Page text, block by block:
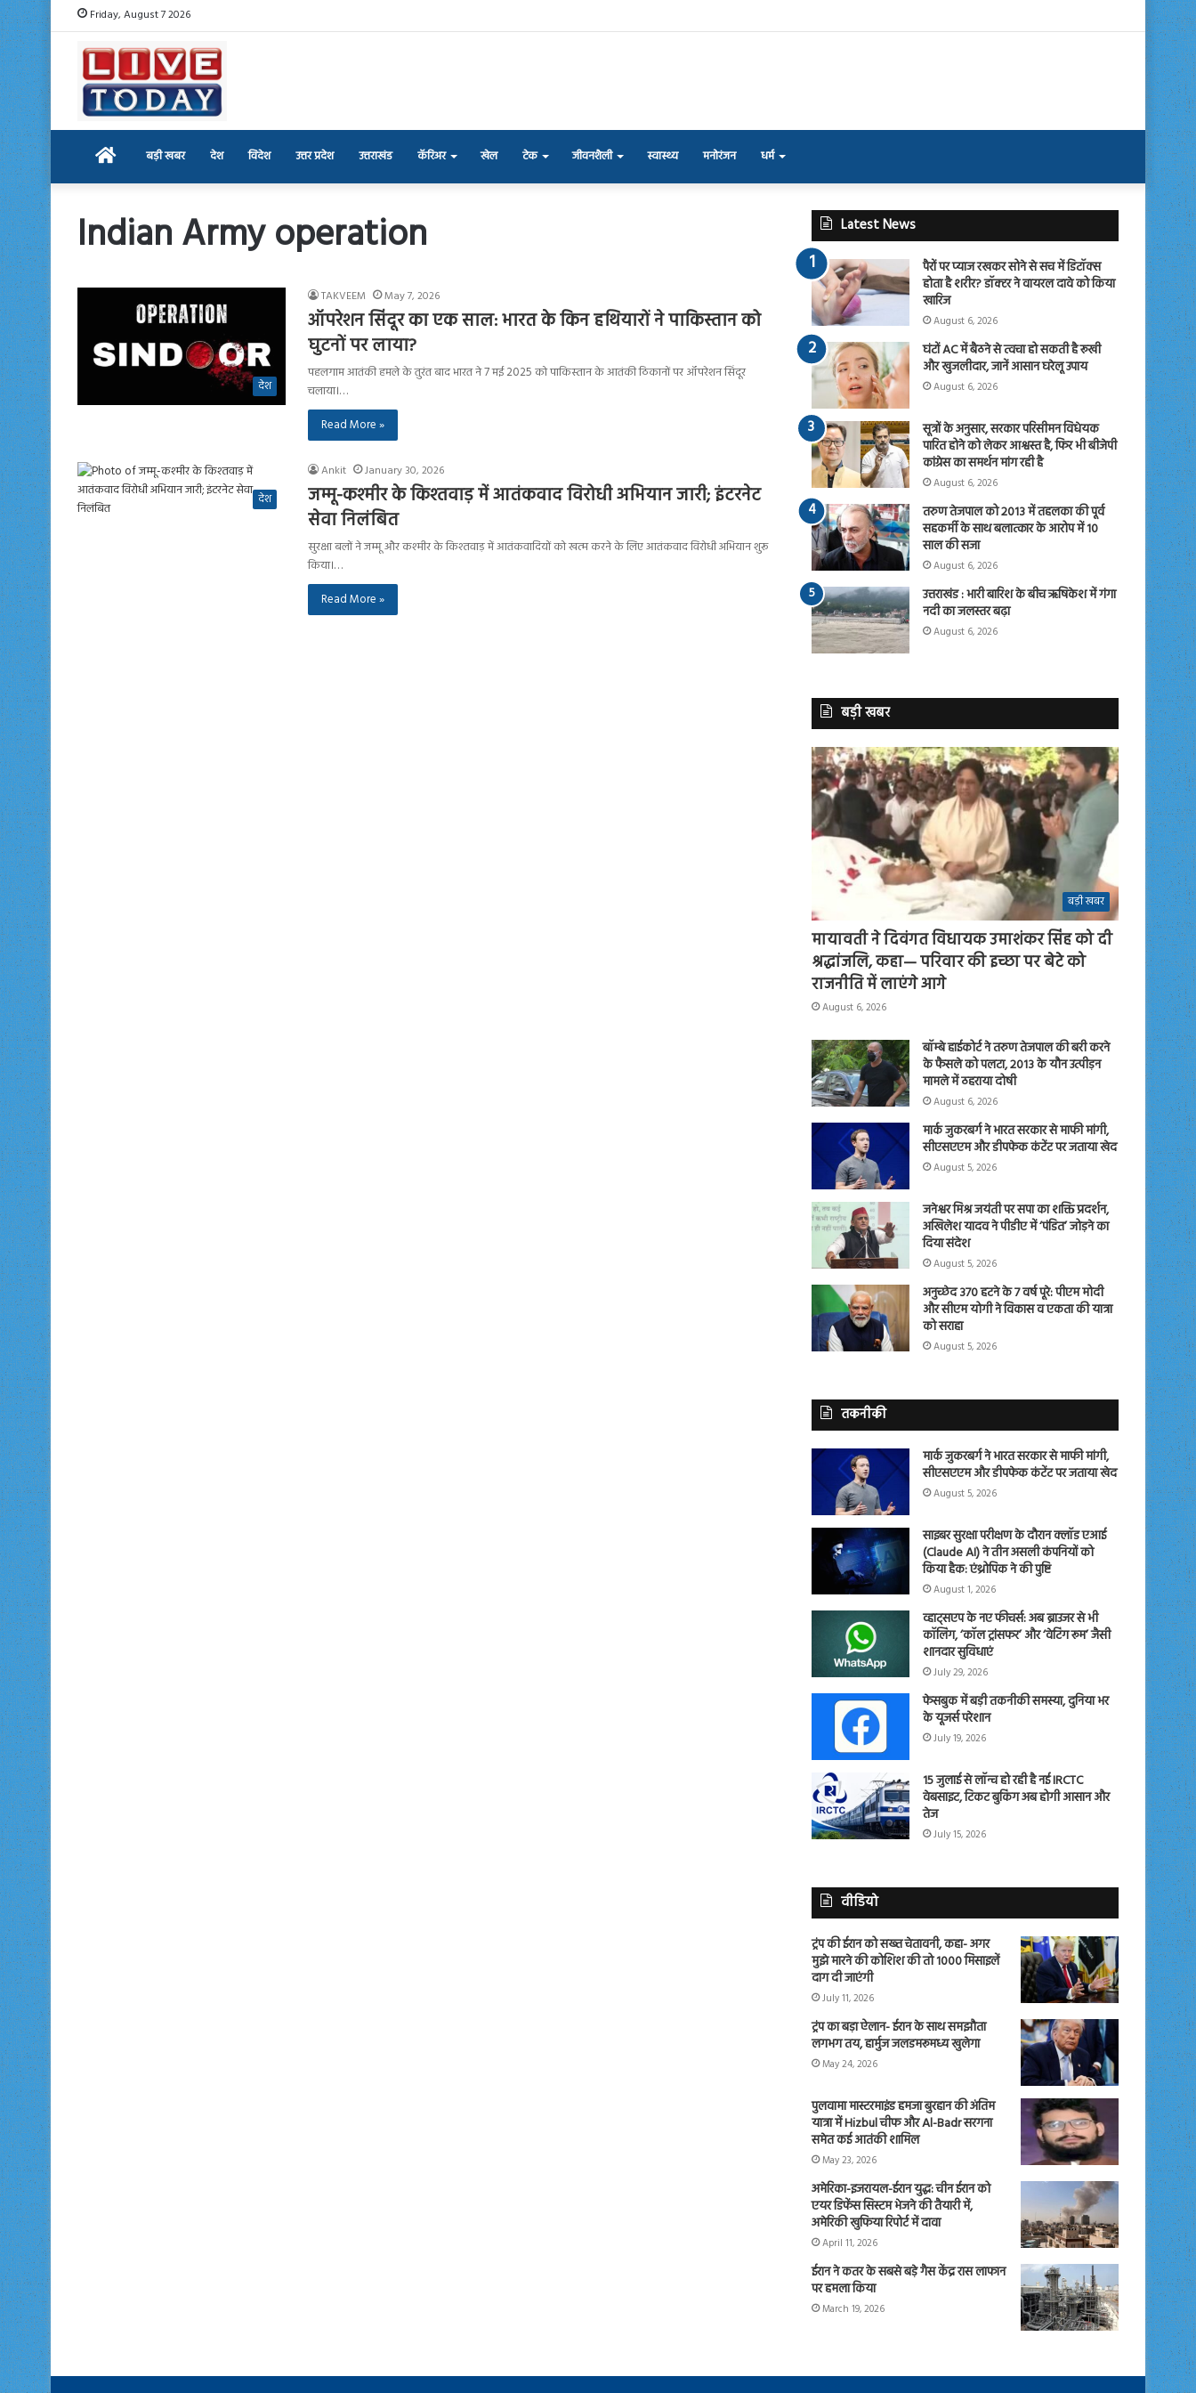
Friday, August 7 2026
Home बड़ी खबर देश विदेश उत्तर प्रदेश उत्तराखंड कॅरिअर खेल टेक जीवनशैली स्वास्थ्य मनोरंजन धर्म
Indian Army operation
देश
TAKVEEM May 7, 2026
ऑपरेशन सिंदूर का एक साल: भारत के किन हथियारों ने पाकिस्तान को
घुटनों पर लाया?
पहलगाम आतंकी हमले के तुरंत बाद भारत ने 7 मई 2025 को पाकिस्तान के आतंकी ठिकानों पर ऑपरेशन सिंदूर
चलाया।…
Read More »
देश
Ankit January 30, 2026
जम्मू-कश्मीर के किश्तवाड़ में आतंकवाद विरोधी अभियान जारी; इंटरनेट
सेवा निलंबित
सुरक्षा बलों ने जम्मू और कश्मीर के किश्तवाड़ में आतंकवादियों को खत्म करने के लिए आतंकवाद विरोधी अभियान शुरू
किया।…
Read More »
Latest News
पैरों पर प्याज रखकर सोने से सच में डिटॉक्स
होता है शरीर? डॉक्टर ने वायरल दावे को किया
खारिज
August 6, 2026
घंटों AC में बैठने से त्वचा हो सकती है रूखी
और खुजलीदार, जानें आसान घरेलू उपाय
August 6, 2026
सूत्रों के अनुसार, सरकार परिसीमन विधेयक
पारित होने को लेकर आश्वस्त है, फिर भी बीजेपी
कांग्रेस का समर्थन मांग रही है
August 6, 2026
तरुण तेजपाल को 2013 में तहलका की पूर्व
सहकर्मी के साथ बलात्कार के आरोप में 10
साल की सजा
August 6, 2026
उत्तराखंड : भारी बारिश के बीच ऋषिकेश में गंगा
नदी का जलस्तर बढ़ा
August 6, 2026
बड़ी खबर
बड़ी खबर
मायावती ने दिवंगत विधायक उमाशंकर सिंह को दी
श्रद्धांजलि, कहा— परिवार की इच्छा पर बेटे को
राजनीति में लाएंगे आगे
August 6, 2026
बॉम्बे हाईकोर्ट ने तरुण तेजपाल की बरी करने
के फैसले को पलटा, 2013 के यौन उत्पीड़न
मामले में ठहराया दोषी
August 6, 2026
मार्क जुकरबर्ग ने भारत सरकार से माफी मांगी,
सीएसएएम और डीपफेक कंटेंट पर जताया खेद
August 5, 2026
जनेश्वर मिश्र जयंती पर सपा का शक्ति प्रदर्शन,
अखिलेश यादव ने पीडीए में ‘पंडित’ जोड़ने का
दिया संदेश
August 5, 2026
अनुच्छेद 370 हटने के 7 वर्ष पूरे: पीएम मोदी
और सीएम योगी ने विकास व एकता की यात्रा
को सराहा
August 5, 2026
तकनीकी
मार्क जुकरबर्ग ने भारत सरकार से माफी मांगी,
सीएसएएम और डीपफेक कंटेंट पर जताया खेद
August 5, 2026
साइबर सुरक्षा परीक्षण के दौरान क्लॉड एआई
(Claude AI) ने तीन असली कंपनियों को
किया हैक: एंथ्रोपिक ने की पुष्टि
August 1, 2026
व्हाट्सएप के नए फीचर्स: अब ब्राउजर से भी
कॉलिंग, ‘कॉल ट्रांसफर’ और ‘वेटिंग रूम’ जैसी
शानदार सुविधाएं
July 29, 2026
फेसबुक में बड़ी तकनीकी समस्या, दुनिया भर
के यूजर्स परेशान
July 19, 2026
15 जुलाई से लॉन्च हो रही है नई IRCTC
वेबसाइट, टिकट बुकिंग अब होगी आसान और
तेज
July 15, 2026
वीडियो
ट्रंप की ईरान को सख्त चेतावनी, कहा- अगर
मुझे मारने की कोशिश की तो 1000 मिसाइलें
दाग दी जाएंगी
July 11, 2026
ट्रंप का बड़ा ऐलान- ईरान के साथ समझौता
लगभग तय, हार्मुज जलडमरूमध्य खुलेगा
May 24, 2026
पुलवामा मास्टरमाइंड हमजा बुरहान की अंतिम
यात्रा में Hizbul चीफ और Al-Badr सरगना
समेत कई आतंकी शामिल
May 23, 2026
अमेरिका-इजरायल-ईरान युद्ध: चीन ईरान को
एयर डिफेंस सिस्टम भेजने की तैयारी में,
अमेरिकी खुफिया रिपोर्ट में दावा
April 11, 2026
ईरान ने कतर के सबसे बड़े गैस केंद्र रास लाफान
पर हमला किया
March 19, 2026